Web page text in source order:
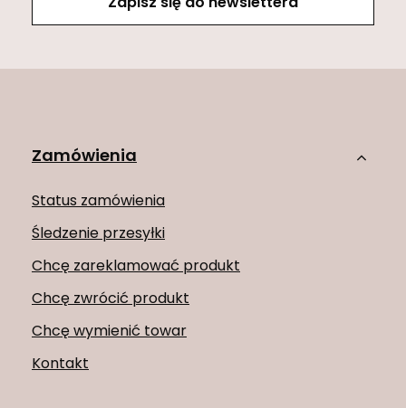
Zapisz się do newslettera
Zamówienia
Status zamówienia
Śledzenie przesyłki
Chcę zareklamować produkt
Chcę zwrócić produkt
Chcę wymienić towar
Kontakt